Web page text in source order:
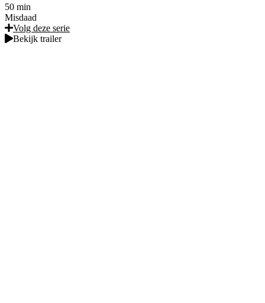
50 min
Misdaad
Volg deze serie
Bekijk trailer